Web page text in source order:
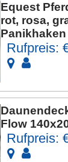
Equest
rot, rosa,
Panikhaken
Rufpreis:
Flow
Rufpreis: